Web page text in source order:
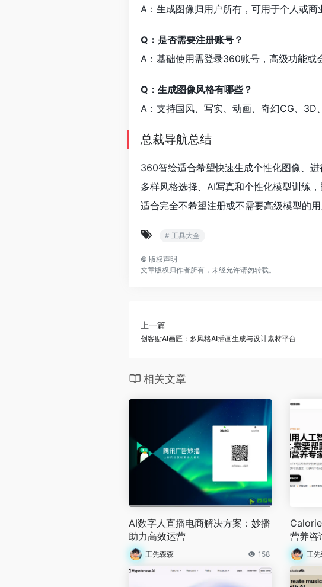
A：生成图像归用户所有，可用于个人或商
Q：是否需要注册账号？
A：基础使用需登录360账号，高级功能或
Q：生成图像风格有哪些？
A：支持国风、写实、动画、奇幻CG、3D
总裁导航总结
360智绘适合希望快速生成个性化图像、
多样风格选择、AI写真和个性化模型训练
适合完全不希望注册或不需要高级模型的用
# 工具大全
© 版权声明
文章版权归作者所有，未经允许请勿转载。
上一篇
创客贴AI画匠：多风格AI插画生成与设计素材平台
相关文章
AI数字人直播电商解决方案：妙播
助力高效运营
王先森森 158
营养咨
王